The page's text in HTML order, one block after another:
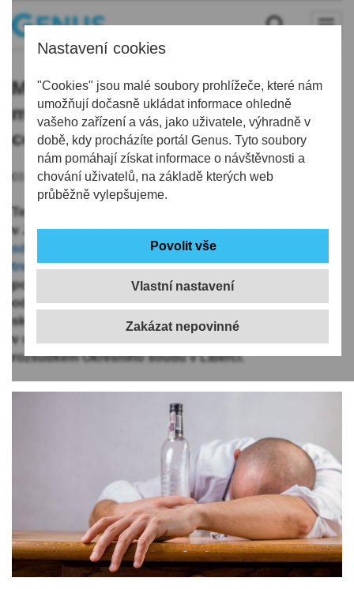
Nastavení cookies
"Cookies" jsou malé soubory prohlížeče, které nám
umožňují dočasně ukládat informace ohledně
vašeho zařízení a vás, jako uživatele, výhradně v
době, kdy procházíte portál Genus. Tyto soubory
nám pomáhají získat informace o návštěvnosti a
chování uživatelů, na základě kterých web
průběžně vylepšujeme.
Vlastní nastavení
Mladík pohostil celou hospodu aniž
měl na útratu, probral se v policejní
cele
03.08.2019 | 8:07
Tento týden v pondělí policisté z Obvodního oddělení
v Jablonci nad Nisou ve zkráceném přípravném řízení
sdělili 21letému mladíkovi podezření ze spáchání
trestného činu krádeže, kterého se v noci z neděle na
pondělí dopustil na jednom z pokojů lůžkového
oddělení jablonecké nemocnice. Podezřelý se tohoto
skutku dopustil i přesto, že byl za takový čin již
v uplynulých třech letech pravomocně odsouzen
rozsudkem Okresního soudu v Liberci.